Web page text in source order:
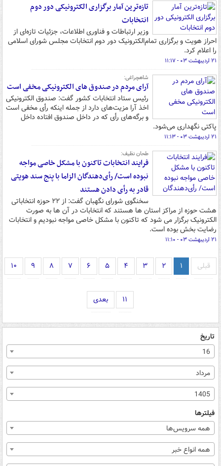
تازه‌ترین آمار برگزاری الکترونیکی دور دوم
انتخابات
وزیر ارتباطات و فناوری اطلاعات، جزئیات تازه‌ای از
احراز هویت و برگزاری تمام‌الکترونیک دور دوم انتخابات مجلس شورای اسلامی
را اعلام کرد.
۲۱ اردیبهشت ۰۳ - ۱۱:۱۷
شاهچراغی:
آرای مردم در صندوق های الکترونیکی مخفی است
رئیس ستاد انتخابات کشور گفت: صندوق الکترونیکی
اخذ آرا مزیت‌های دارد از جمله اینکه رأی مخفی است
و برگه‌های رأی که در داخل صندوق افتاده داخل
پاکتی نگهداری می‌شود.
۲۱ اردیبهشت ۰۳ - ۱۱:۱۳
طحان نظیف:
فرایند انتخابات تاکنون با مشکل خاصی مواجه
نبوده است/ رأی‌دهندگان الزاما با پنج سند هویتی
قادر به رأی دادن هستند
سخنگوی شورای نگهبان گفت: از ۲۲ حوزه انتخاباتی
هشت حوزه از مراکز استان ها هستند که انتخابات در آن ها به صورت
الکترونیک برگزار می شود که تاکنون با مشکل خاصی مواجه نبودیم و انتخابات
رضایت بخش بوده است.
۲۱ اردیبهشت ۰۳ - ۱۱:۱۰
قبلی ۱ ۲ ۳ ۴ ۵ ۶ ۷ ۸ ۹ ۱۰
۱۱ بعدی
تاریخ
16
مرداد
1405
فیلترها
همه سرویس‌ها
همه انواع خبر